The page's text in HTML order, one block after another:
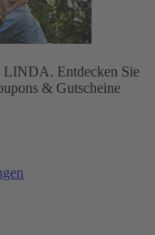
LINDA. Entdecken Sie
& Gutscheine